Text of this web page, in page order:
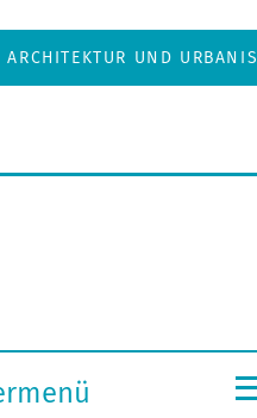
ARCHITEKTUR UND